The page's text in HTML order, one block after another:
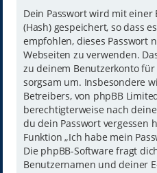
Dein Passwort wird mit einer
(Hash) gespeichert, so dass
empfohlen, dieses Passwort
Webseiten zu verwenden.
zu deinem Benutzerkonto
sorgsam um. Insbesondere
Betreibers, von phpBB
berechtigterweise nach
du dein Passwort vergessen
Funktion „Ich habe mein
Die phpBB-Software fragt
Benutzernamen und deiner